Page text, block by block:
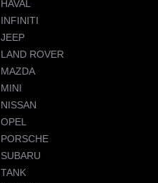
HAVAL
INFINITI
JEEP
LAND ROVER
MAZDA
MINI
NISSAN
OPEL
PORSCHE
SUBARU
TANK